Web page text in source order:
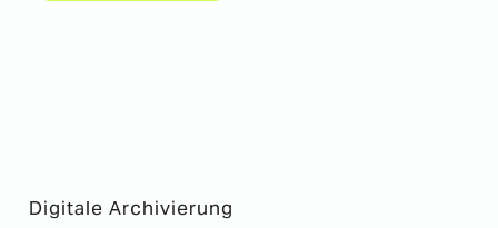
Digitale Archivierung